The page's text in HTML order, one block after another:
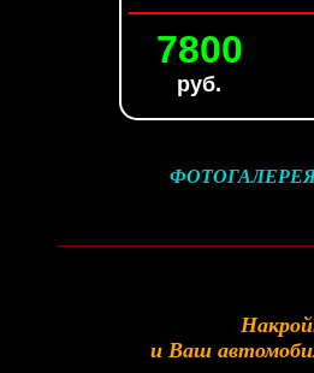
7800
руб.
ФОТОГАЛЕРЕЯ.
и Ваш